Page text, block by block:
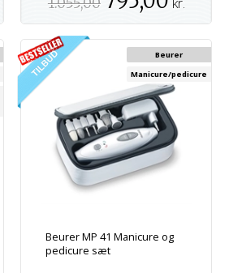
Beurer MP 41 Manicure og
pedicure sæt
Beurer
Manicure/pedicure